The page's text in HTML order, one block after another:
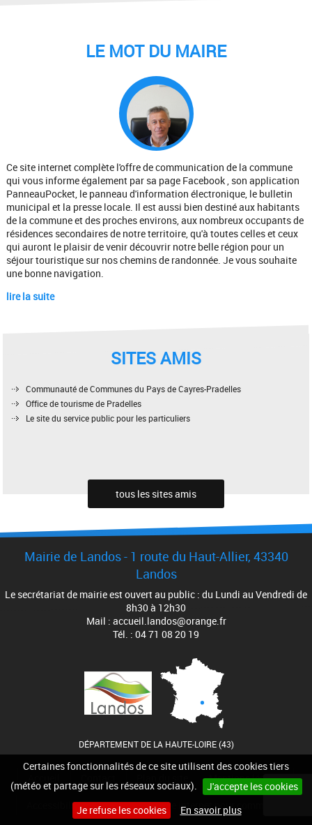
Certaines fonctionnalités de ce site utilisent des cookies tiers
(météo et partage sur les réseaux sociaux).
J'accepte les cookies
Je refuse les cookies
En savoir plus
LE MOT DU MAIRE
Ce site internet complète l'offre de communication de la commune
qui vous informe également par sa page Facebook , son application
PanneauPocket, le panneau d'information électronique, le bulletin
municipal et la presse locale. Il est aussi bien destiné aux habitants
de la commune et des proches environs, aux nombreux occupants de
résidences secondaires de notre territoire, qu'à toutes celles et ceux
qui auront le plaisir de venir découvrir notre belle région pour un
séjour touristique sur nos chemins de randonnée. Je vous souhaite
une bonne navigation.
lire la suite
SITES AMIS
Communauté de Communes du Pays de Cayres-Pradelles
Office de tourisme de Pradelles
Le site du service public pour les particuliers
tous les sites amis
Mairie de Landos - 1 route du Haut-Allier, 43340
Landos
Le secrétariat de mairie est ouvert au public : du Lundi au Vendredi de
8h30 à 12h30
Mail : accueil.landos@orange.fr
Tél. : 04 71 08 20 19
DÉPARTEMENT DE LA HAUTE-LOIRE (43)
Mentions légales
Accessibilité Cookies Site internet pour communes